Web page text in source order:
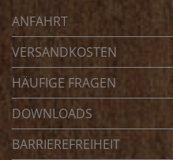
ANFAHRT
VERSANDKOSTEN
HÄUFIGE FRAGEN
DOWNLOADS
BARRIEREFREIHEIT